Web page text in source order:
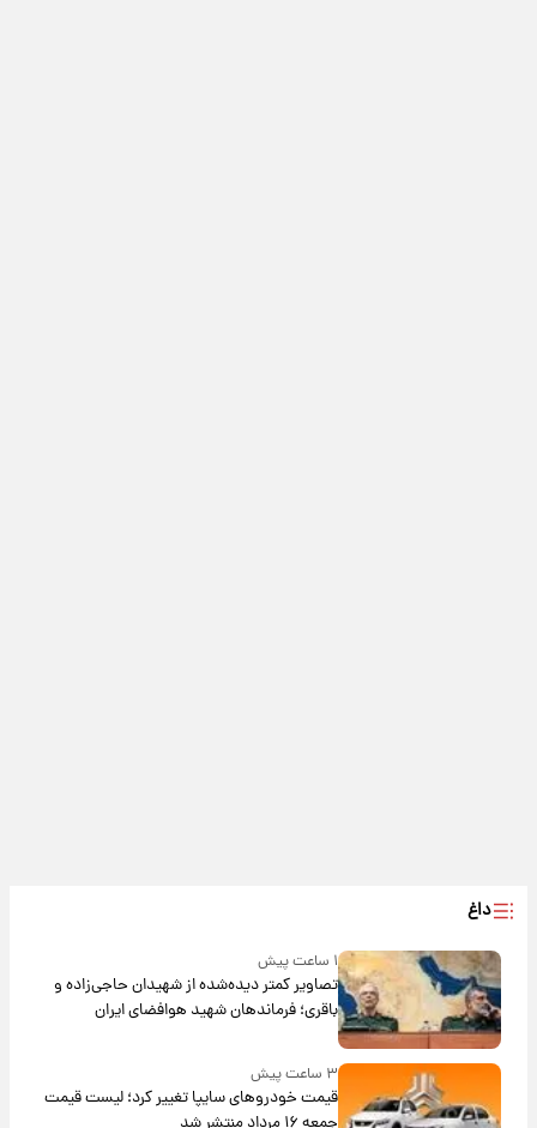
داغ
۱ ساعت پیش
تصاویر کمتر دیده‌شده از شهیدان حاجی‌زاده و
باقری؛ فرماندهان شهید هوافضای ایران
۳ ساعت پیش
قیمت خودروهای سایپا تغییر کرد؛ لیست قیمت